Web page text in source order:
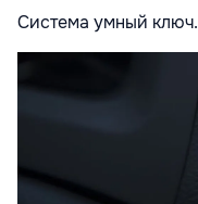
Система умный ключ.